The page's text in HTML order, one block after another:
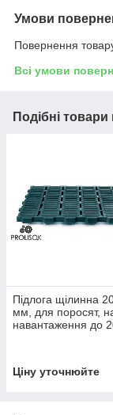
Умови
Повернення
Всі умови
Подібні товари
Підлога щілинна
мм, для поросят,
навантаження до
Ціну уточнюйте